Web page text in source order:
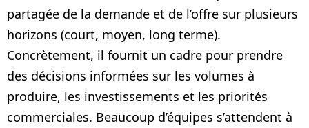
partagée de la demande et de l’offre sur plusieurs
horizons (court, moyen, long terme).
Concrètement, il fournit un cadre pour prendre
des décisions informées sur les volumes à
produire, les investissements et les priorités
commerciales. Beaucoup d’équipes s’attendent à